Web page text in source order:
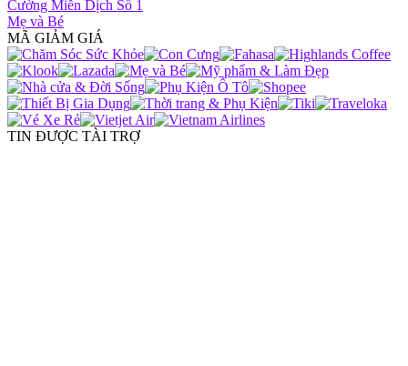
Cường Miễn Dịch Số 1
Mẹ và Bé
MÃ GIẢM GIÁ
TIN ĐƯỢC TÀI TRỢ